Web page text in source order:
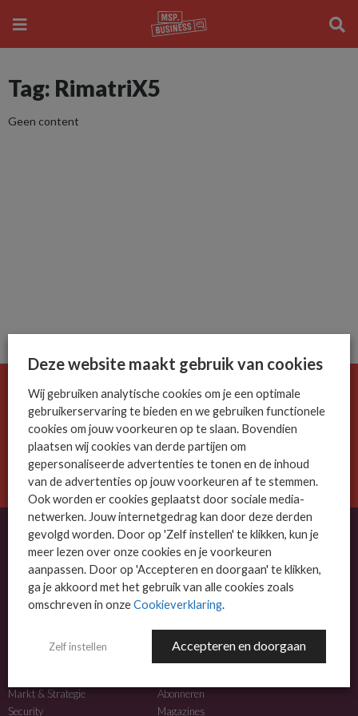
Tag: RimatriX5
Geen content
De ICT-wereld is snel. Mis niets.
Meld je nu aan voor de MSP Business nieuwsbrief.
AANMELDEN
OVER MSP BUSINESS
MSP Business is het kennisplatform voor IT-dienstverleners met MKB-focus.
NIEUWS
Markt & Strategie
Security
MEER INFO
Abonneren
Magazines
Deze website maakt gebruik van cookies
Wij gebruiken analytische cookies om je een optimale
gebruikerservaring te bieden en we gebruiken functionele
cookies om jouw voorkeuren op te slaan. Bovendien
plaatsen wij cookies van derde partijen om
gepersonaliseerde advertenties te tonen en de inhoud
van de advertenties op jouw voorkeuren af te stemmen.
Ook worden er cookies geplaatst door sociale media-
netwerken. Jouw internetgedrag kan door deze derden
gevolgd worden. Door op 'Zelf instellen' te klikken, kun je
meer lezen over onze cookies en je voorkeuren
aanpassen. Door op 'Accepteren en doorgaan' te klikken,
ga je akkoord met het gebruik van alle cookies zoals
omschreven in onzeCookieverklaring.
Zelf instellen Accepteren en doorgaan